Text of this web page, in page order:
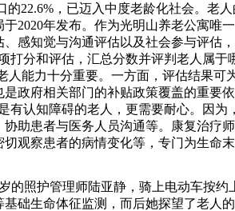
22.6%，已迈入中度老龄化社会。
2020年发布。作为光明山养老公寓
感知觉与沟通评估以及社会参与评估
打分和评估，汇总分数并评判老人属
人能力十分重要。一方面，评估结果
政府相关部门的补贴政策覆盖的重
有认知障碍的老人，更需要耐心。因
助患者与医务人员沟通等。康复治
观察患者的病情变化等，专门为生命
照护管理师陆亚静，骑上电动车按
础生命体征监测，而后她探望了老